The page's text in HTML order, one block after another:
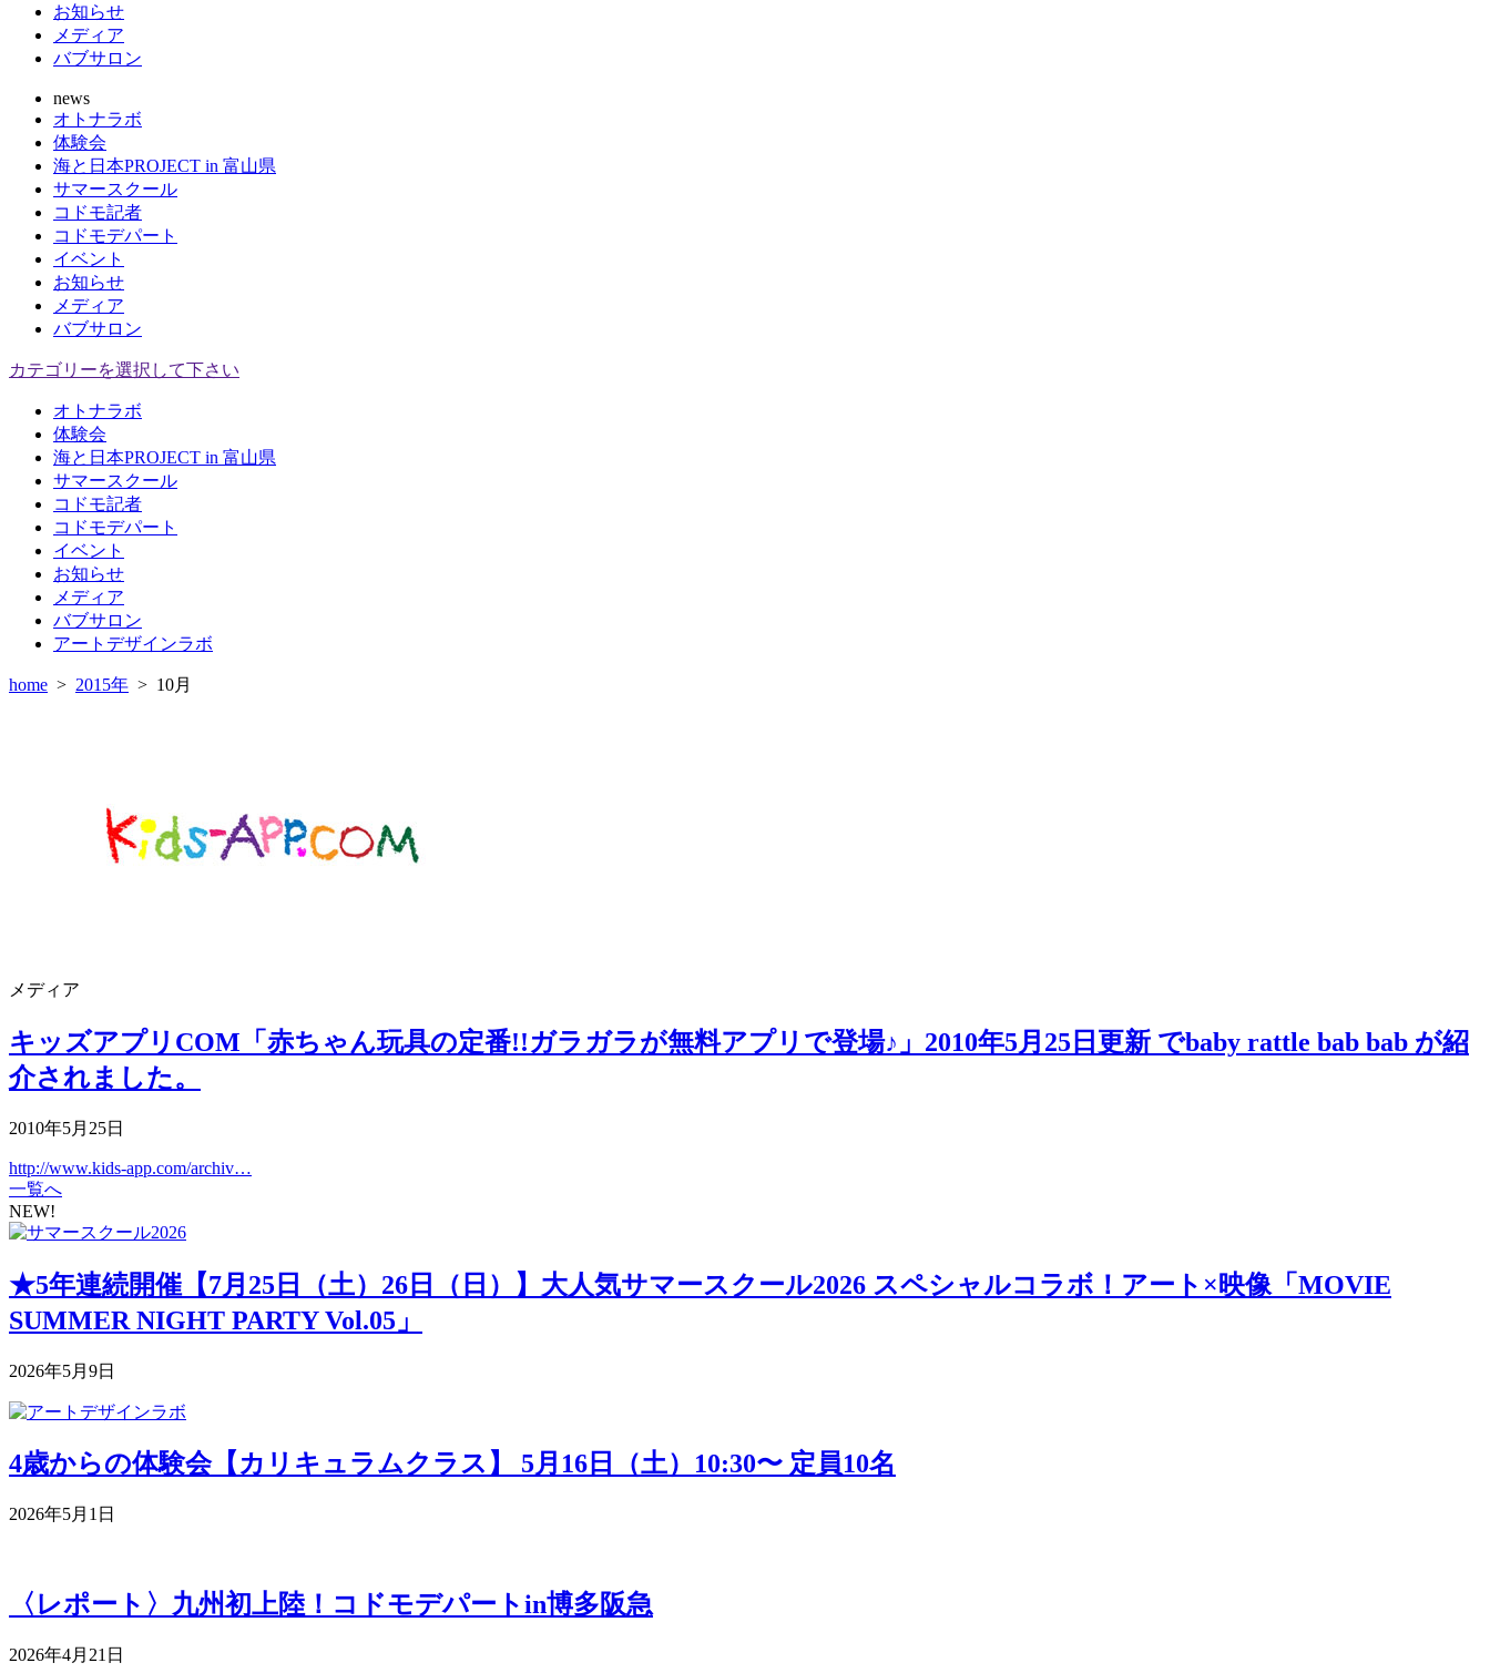
お知らせ
メディア
バブサロン
news
オトナラボ
体験会
海と日本PROJECT in 富山県
サマースクール
コドモ記者
コドモデパート
イベント
お知らせ
メディア
バブサロン
カテゴリーを選択して下さい
オトナラボ
体験会
海と日本PROJECT in 富山県
サマースクール
コドモ記者
コドモデパート
イベント
お知らせ
メディア
バブサロン
アートデザインラボ
home > 2015年 > 10月
メディア
キッズアプリCOM「赤ちゃん玩具の定番!!ガラガラが無料アプリで登場♪」2010年5月25日更新 でbaby rattle bab bab が紹
介されました。
2010年5月25日
http://www.kids-app.com/archiv…
一覧へ
NEW!
★5年連続開催【7月25日（土）26日（日）】大人気サマースクール2026 スペシャルコラボ！アート×映像「MOVIE
SUMMER NIGHT PARTY Vol.05」
2026年5月9日
4歳からの体験会【カリキュラムクラス】 5月16日（土）10:30〜 定員10名
2026年5月1日
〈レポート〉九州初上陸！コドモデパートin博多阪急
2026年4月21日